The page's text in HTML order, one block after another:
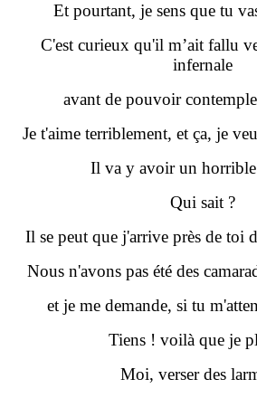
Et pourtant, je sens que tu
C'est curieux qu'il m’ait fallu
infernale
avant de pouvoir
Je t'aime terriblement, et ça, je
Il va y avoir un
Qui sait ?
Il se peut que j'arrive près de toi
Nous n'avons pas été des
et je me demande, si tu
Tiens ! voilà que je
Moi, verser des